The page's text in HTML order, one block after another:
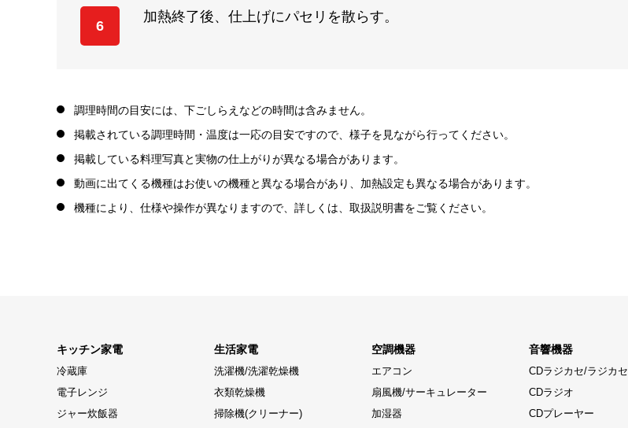
6
加熱終了後、仕上げにパセリを散らす。
調理時間の目安には、下ごしらえなどの時間は含みません。
掲載されている調理時間・温度は一応の目安ですので、様子を見ながら行ってください。
掲載している料理写真と実物の仕上がりが異なる場合があります。
動画に出てくる機種はお使いの機種と異なる場合があり、加熱設定も異なる場合があります。
機種により、仕様や操作が異なりますので、詳しくは、取扱説明書をご覧ください。
キッチン家電
冷蔵庫
電子レンジ
ジャー炊飯器
生活家電
洗濯機/洗濯乾燥機
衣類乾燥機
掃除機(クリーナー)
空調機器
エアコン
扇風機/サーキュレーター
加湿器
音響機器
CDラジカセ/ラジカセ
CDラジオ
CDプレーヤー